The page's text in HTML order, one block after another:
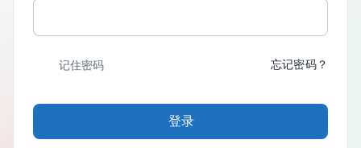
记住密码 忘记密码？
登录